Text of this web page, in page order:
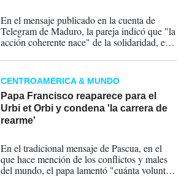
En el mensaje publicado en la cuenta de
Telegram de Maduro, la pareja indicó que "la
acción coherente nace" de la solidaridad, el
bien común.
CENTROAMÉRICA & MUNDO
Papa Francisco reaparece para el
Urbi et Orbi y condena 'la carrera de
rearme'
En el tradicional mensaje de Pascua, en el
que hace mención de los conflictos y males
del mundo, el papa lamentó "cuánta voluntad